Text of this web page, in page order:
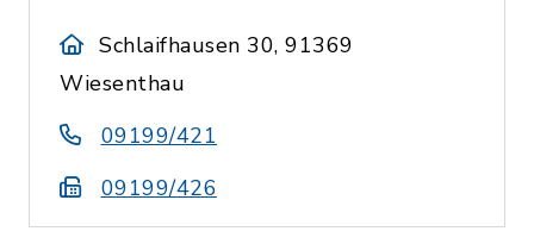
Schlaifhausen 30, 91369
Wiesenthau
09199/421
09199/426